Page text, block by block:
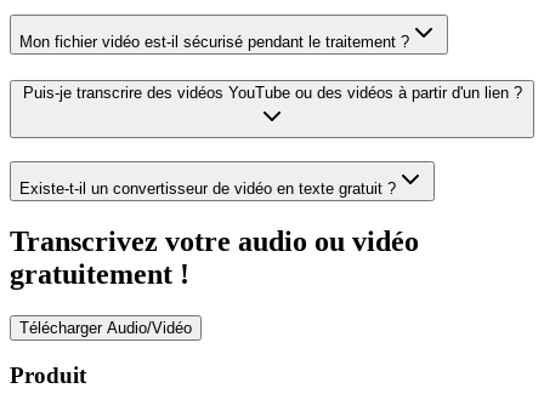
Mon fichier vidéo est-il sécurisé pendant le traitement ?
Puis-je transcrire des vidéos YouTube ou des vidéos à partir d'un lien ?
Existe-t-il un convertisseur de vidéo en texte gratuit ?
Transcrivez votre audio ou vidéo
gratuitement !
Télécharger Audio/Vidéo
Produit